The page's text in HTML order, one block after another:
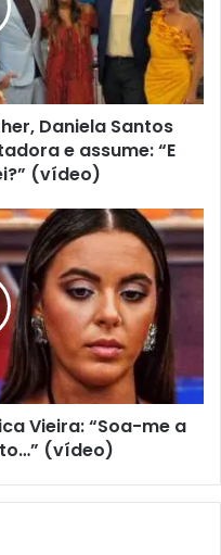
Daniela Santos
e assume: “E
(vídeo)
Vieira: “Soa-me a
(vídeo)